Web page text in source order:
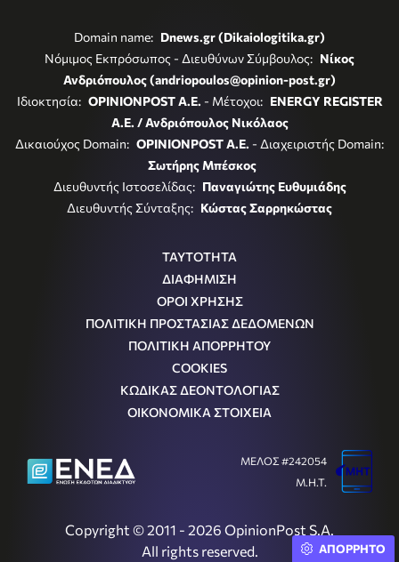
Domain name: Dnews.gr (Dikaiologitika.gr)
Νόμιμος Εκπρόσωπος - Διευθύνων Σύμβουλος: Νίκος
Ανδριόπουλος (andriopoulos@opinion-post.gr)
Ιδιοκτησία: OPINIONPOST A.E. - Μέτοχοι: ENERGY REGISTER
Α.Ε. / Ανδριόπουλος Νικόλαος
Δικαιούχος Domain: OPINIONPOST A.E. - Διαχειριστής Domain:
Σωτήρης Μπέσκος
Διευθυντής Ιστοσελίδας: Παναγιώτης Ευθυμιάδης
Διευθυντής Σύνταξης: Κώστας Σαρρηκώστας
ΤΑΥΤΟΤΗΤΑ
ΔΙΑΦΗΜΙΣΗ
ΟΡΟΙ ΧΡΗΣΗΣ
ΠΟΛΙΤΙΚΗ ΠΡΟΣΤΑΣΙΑΣ ΔΕΔΟΜΕΝΩΝ
ΠΟΛΙΤΙΚΗ ΑΠΟΡΡΗΤΟΥ
COOKIES
ΚΩΔΙΚΑΣ ΔΕΟΝΤΟΛΟΓΙΑΣ
ΟΙΚΟΝΟΜΙΚΑ ΣΤΟΙΧΕΙΑ
Copyright © 2011 - 2026 OpinionPost S.A.
All rights reserved.
ΜΕΛΟΣ #242054
Μ.Η.Τ.
ΑΠΟΡΡΗΤΟ